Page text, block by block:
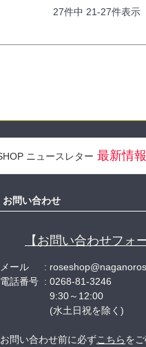
27件中 21-27件表示
ニュースレター 最新情
お問い合わせ
【お問い合わせフォ
メール
電話番号
0268-81-3246
9:30～12:00
(水土日祝を除く)
お問い合わせ前に必ずこちらを